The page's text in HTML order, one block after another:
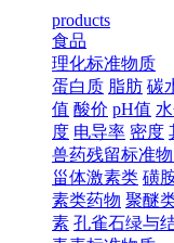
products
食品
理化标准物质
蛋白质 脂肪 碳
值 酸价 pH值
度 电导率 密度
兽药残留标准
甾体激素类 磺
素类药物 聚醚
素 孔雀石绿与